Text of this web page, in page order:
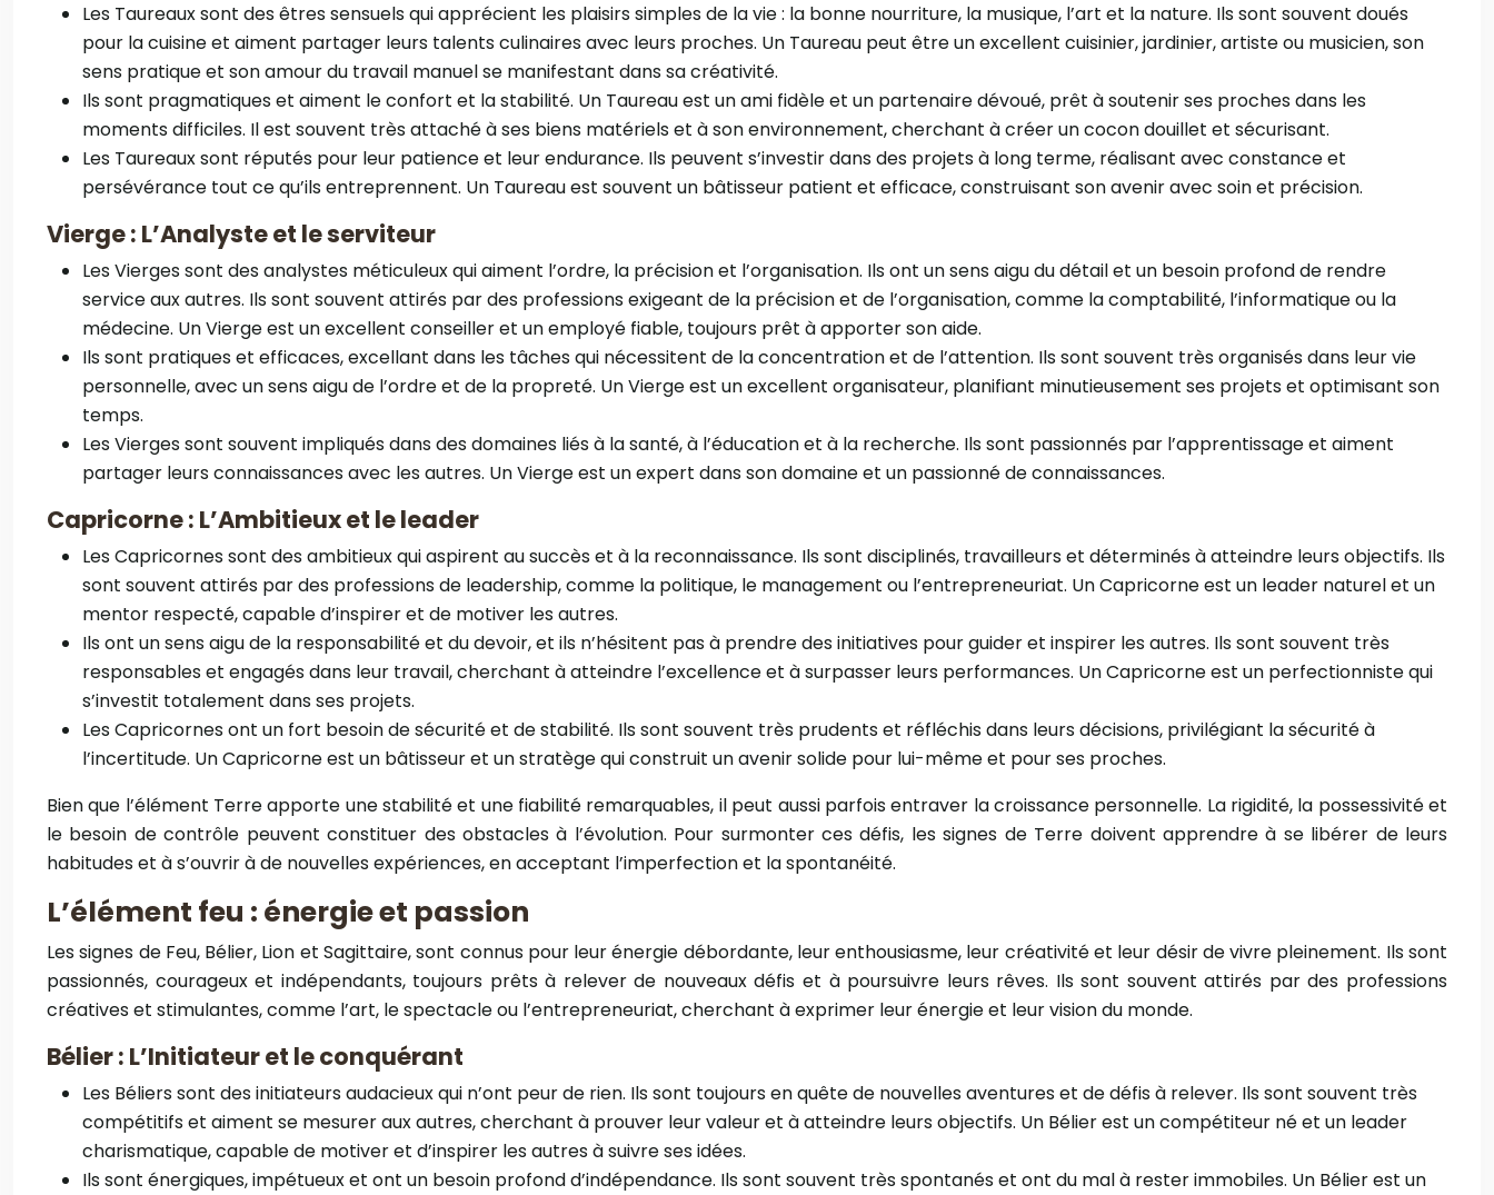
Les Taureaux sont des êtres sensuels qui apprécient les plaisirs simples de la vie : la bonne nourriture, la musique, l’art et la nature. Ils sont souvent doués
pour la cuisine et aiment partager leurs talents culinaires avec leurs proches. Un Taureau peut être un excellent cuisinier, jardinier, artiste ou musicien, son
sens pratique et son amour du travail manuel se manifestant dans sa créativité.
Ils sont pragmatiques et aiment le confort et la stabilité. Un Taureau est un ami fidèle et un partenaire dévoué, prêt à soutenir ses proches dans les
moments difficiles. Il est souvent très attaché à ses biens matériels et à son environnement, cherchant à créer un cocon douillet et sécurisant.
Les Taureaux sont réputés pour leur patience et leur endurance. Ils peuvent s’investir dans des projets à long terme, réalisant avec constance et
persévérance tout ce qu’ils entreprennent. Un Taureau est souvent un bâtisseur patient et efficace, construisant son avenir avec soin et précision.
Vierge : L’Analyste et le serviteur
Les Vierges sont des analystes méticuleux qui aiment l’ordre, la précision et l’organisation. Ils ont un sens aigu du détail et un besoin profond de rendre
service aux autres. Ils sont souvent attirés par des professions exigeant de la précision et de l’organisation, comme la comptabilité, l’informatique ou la
médecine. Un Vierge est un excellent conseiller et un employé fiable, toujours prêt à apporter son aide.
Ils sont pratiques et efficaces, excellant dans les tâches qui nécessitent de la concentration et de l’attention. Ils sont souvent très organisés dans leur vie
personnelle, avec un sens aigu de l’ordre et de la propreté. Un Vierge est un excellent organisateur, planifiant minutieusement ses projets et optimisant son
temps.
Les Vierges sont souvent impliqués dans des domaines liés à la santé, à l’éducation et à la recherche. Ils sont passionnés par l’apprentissage et aiment
partager leurs connaissances avec les autres. Un Vierge est un expert dans son domaine et un passionné de connaissances.
Capricorne : L’Ambitieux et le leader
Les Capricornes sont des ambitieux qui aspirent au succès et à la reconnaissance. Ils sont disciplinés, travailleurs et déterminés à atteindre leurs objectifs. Ils
sont souvent attirés par des professions de leadership, comme la politique, le management ou l’entrepreneuriat. Un Capricorne est un leader naturel et un
mentor respecté, capable d’inspirer et de motiver les autres.
Ils ont un sens aigu de la responsabilité et du devoir, et ils n’hésitent pas à prendre des initiatives pour guider et inspirer les autres. Ils sont souvent très
responsables et engagés dans leur travail, cherchant à atteindre l’excellence et à surpasser leurs performances. Un Capricorne est un perfectionniste qui
s’investit totalement dans ses projets.
Les Capricornes ont un fort besoin de sécurité et de stabilité. Ils sont souvent très prudents et réfléchis dans leurs décisions, privilégiant la sécurité à
l’incertitude. Un Capricorne est un bâtisseur et un stratège qui construit un avenir solide pour lui-même et pour ses proches.
Bien que l’élément Terre apporte une stabilité et une fiabilité remarquables, il peut aussi parfois entraver la croissance personnelle. La rigidité, la possessivité et
le besoin de contrôle peuvent constituer des obstacles à l’évolution. Pour surmonter ces défis, les signes de Terre doivent apprendre à se libérer de leurs
habitudes et à s’ouvrir à de nouvelles expériences, en acceptant l’imperfection et la spontanéité.
L’élément feu : énergie et passion
Les signes de Feu, Bélier, Lion et Sagittaire, sont connus pour leur énergie débordante, leur enthousiasme, leur créativité et leur désir de vivre pleinement. Ils sont
passionnés, courageux et indépendants, toujours prêts à relever de nouveaux défis et à poursuivre leurs rêves. Ils sont souvent attirés par des professions
créatives et stimulantes, comme l’art, le spectacle ou l’entrepreneuriat, cherchant à exprimer leur énergie et leur vision du monde.
Bélier : L’Initiateur et le conquérant
Les Béliers sont des initiateurs audacieux qui n’ont peur de rien. Ils sont toujours en quête de nouvelles aventures et de défis à relever. Ils sont souvent très
compétitifs et aiment se mesurer aux autres, cherchant à prouver leur valeur et à atteindre leurs objectifs. Un Bélier est un compétiteur né et un leader
charismatique, capable de motiver et d’inspirer les autres à suivre ses idées.
Ils sont énergiques, impétueux et ont un besoin profond d’indépendance. Ils sont souvent très spontanés et ont du mal à rester immobiles. Un Bélier est un